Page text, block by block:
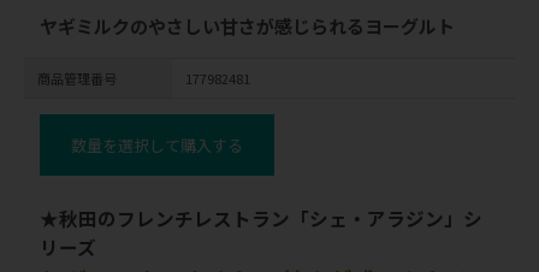
ヤギミルクのやさしい甘さが感じられるヨーグルト
商品管理番号 177982481
数量を選択して購入する
★秋田のフレンチレストラン「シェ・アラジン」シ
リーズ